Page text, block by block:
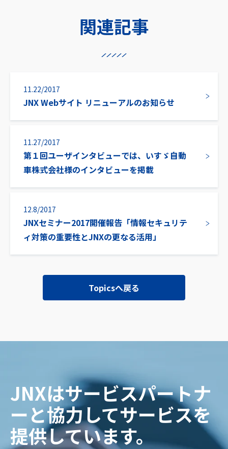
関連記事
11.22/2017
JNX Webサイト リニューアルのお知らせ
11.27/2017
第１回ユーザインタビューでは、いすゞ自動
車株式会社様のインタビューを掲載
12.8/2017
JNXセミナー2017開催報告「情報セキュリテ
ィ対策の重要性とJNXの更なる活用」
Topicsへ戻る
JNXはサービスパートナ
ーと協力してサービスを
提供しています。